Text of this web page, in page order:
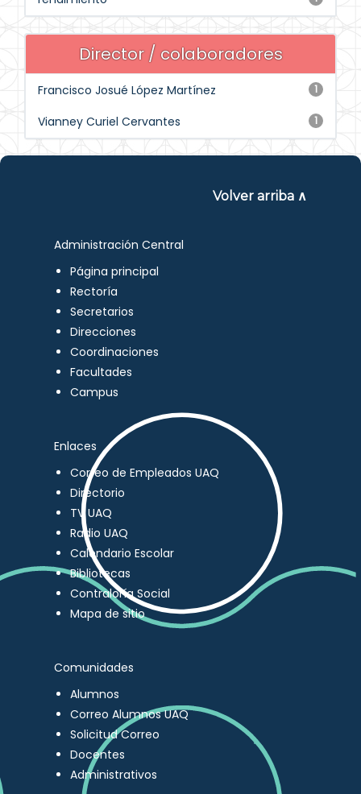
Director / colaboradores
1
Francisco Josué López Martínez
1
Vianney Curiel Cervantes
Volver arriba ∧
Administración Central
Página principal
Rectoría
Secretarios
Direcciones
Coordinaciones
Facultades
Campus
Enlaces
Correo de Empleados UAQ
Directorio
TV UAQ
Radio UAQ
Calendario Escolar
Bibliotecas
Contraloría Social
Mapa de sitio
Comunidades
Alumnos
Correo Alumnos UAQ
Solicitud Correo
Docentes
Administrativos